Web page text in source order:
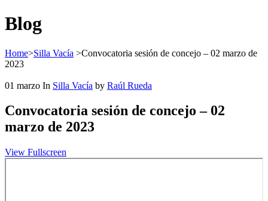
Blog
Home>Silla Vacía >Convocatoria sesión de concejo – 02 marzo de
2023
01 marzo In Silla Vacía by Raúl Rueda
Convocatoria sesión de concejo – 02
marzo de 2023
View Fullscreen
Saltar